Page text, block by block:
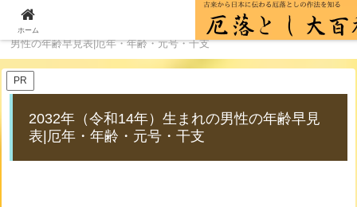
2032年（令和14年）生まれの
男性の年齢早見表|厄年・年齢・元号・干支
PR
2032年（令和14年）生まれの男性の年齢早見
表|厄年・年齢・元号・干支
ホーム